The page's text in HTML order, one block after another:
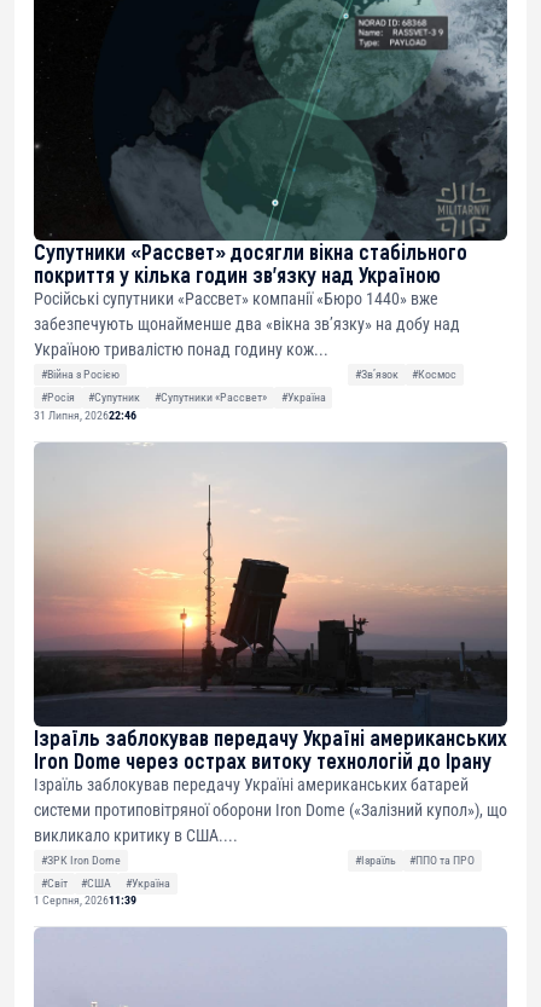
Супутники «Рассвет» досягли вікна стабільного
покриття у кілька годин зв’язку над Україною
Російські супутники «Рассвет» компанії «Бюро 1440» вже
забезпечують щонайменше два «вікна зв’язку» на добу над
Україною тривалістю понад годину кож...
#Війна з Росією #Звʼязок
#Космос
#Росія
#Супутник #Супутники «Рассвет»
#Україна
31 Липня, 202622:46
Ізраїль заблокував передачу Україні американських
Iron Dome через острах витоку технологій до Ірану
Ізраїль заблокував передачу Україні американських батарей
системи протиповітряної оборони Iron Dome («Залізний купол»), що
викликало критику в США....
#ЗРК Iron Dome #Ізраїль
#ППО та ПРО
#Світ
#США
#Україна
1 Серпня, 202611:39